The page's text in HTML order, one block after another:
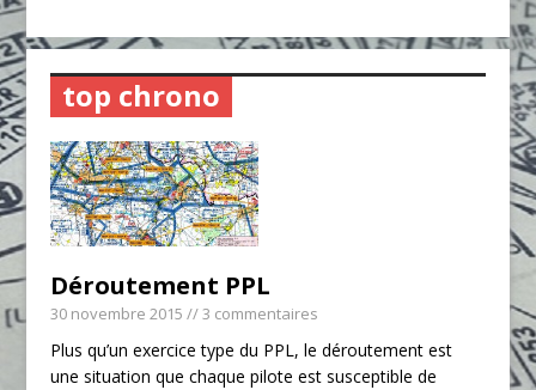
top chrono
Déroutement PPL
30 novembre 2015 // 3 commentaires
Plus qu’un exercice type du PPL, le déroutement est
une situation que chaque pilote est susceptible de